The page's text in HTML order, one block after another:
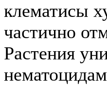
клематисы
частично
Растения